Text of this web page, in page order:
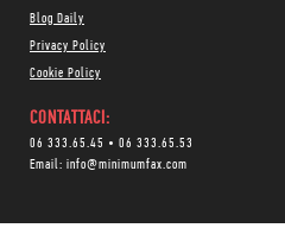
Blog Daily
Privacy Policy
Cookie Policy
CONTATTACI:
06 333.65.45 • 06 333.65.53
Email: info@minimumfax.com